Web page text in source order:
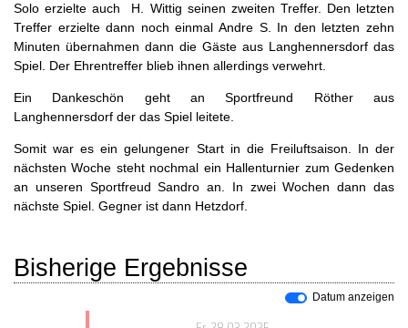
Solo erzielte auch H. Wittig seinen zweiten Treffer. Den letzten
Treffer erzielte dann noch einmal Andre S. In den letzten zehn
Minuten übernahmen dann die Gäste aus Langhennersdorf das
Spiel. Der Ehrentreffer blieb ihnen allerdings verwehrt.
Ein Dankeschön geht an Sportfreund Röther aus
Langhennersdorf der das Spiel leitete.
Somit war es ein gelungener Start in die Freiluftsaison. In der
nächsten Woche steht nochmal ein Hallenturnier zum Gedenken
an unseren Sportfreud Sandro an. In zwei Wochen dann das
nächste Spiel. Gegner ist dann Hetzdorf.
Bisherige Ergebnisse
Datum anzeigen